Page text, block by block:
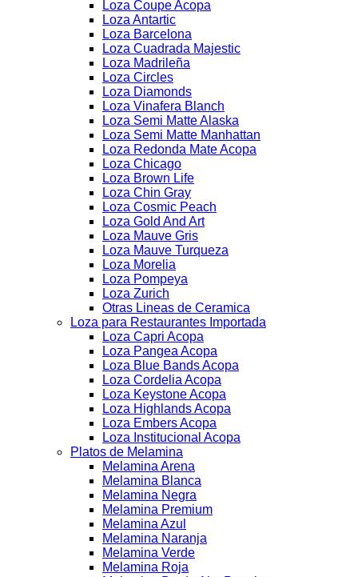
Loza Coupe Acopa
Loza Antartic
Loza Barcelona
Loza Cuadrada Majestic
Loza Madrileña
Loza Circles
Loza Diamonds
Loza Vinafera Blanch
Loza Semi Matte Alaska
Loza Semi Matte Manhattan
Loza Redonda Mate Acopa
Loza Chicago
Loza Brown Life
Loza Chin Gray
Loza Cosmic Peach
Loza Gold And Art
Loza Mauve Gris
Loza Mauve Turqueza
Loza Morelia
Loza Pompeya
Loza Zurich
Otras Lineas de Ceramica
Loza para Restaurantes Importada
Loza Capri Acopa
Loza Pangea Acopa
Loza Blue Bands Acopa
Loza Cordelia Acopa
Loza Keystone Acopa
Loza Highlands Acopa
Loza Embers Acopa
Loza Institucional Acopa
Platos de Melamina
Melamina Arena
Melamina Blanca
Melamina Negra
Melamina Premium
Melamina Azul
Melamina Naranja
Melamina Verde
Melamina Roja